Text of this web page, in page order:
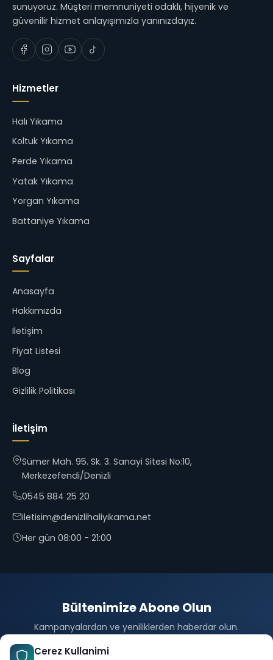
sunuyoruz. Müşteri memnuniyeti odaklı, hijyenik ve
güvenilir hizmet anlayışımızla yanınızdayız.
Hizmetler
Halı Yıkama
Koltuk Yıkama
Perde Yıkama
Yatak Yıkama
Yorgan Yıkama
Battaniye Yıkama
Sayfalar
Anasayfa
Hakkımızda
İletişim
Fiyat Listesi
Blog
Gizlilik Politikası
İletişim
Sümer Mah. 95. Sk. 3. Sanayi Sitesi No:10,
Merkezefendi/Denizli
0545 884 25 20
iletisim@denizlihaliyikama.net
Her gün 08:00 - 21:00
Bültenimize Abone Olun
Kampanyalardan ve yeniliklerden haberdar olun.
Cerez Kullanimi